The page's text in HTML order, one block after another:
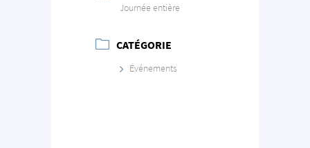
Journée entière
CATÉGORIE
Événements